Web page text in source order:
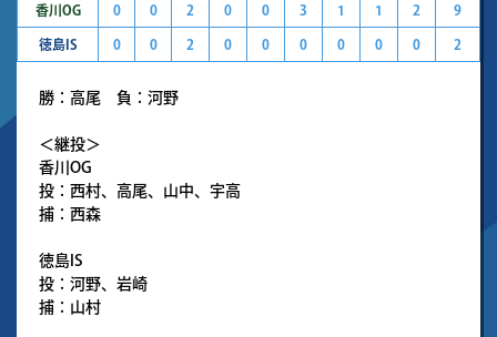
香川OG 0 0 2 0 0 3 1 1 2 9
徳島IS 0 0 2 0 0 0 0 0 0 2
勝：高尾 負：河野
＜継投＞
香川OG
投：西村、高尾、山中、宇高
捕：西森
徳島IS
投：河野、岩崎
捕：山村